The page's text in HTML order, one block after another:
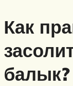
Как
балык?